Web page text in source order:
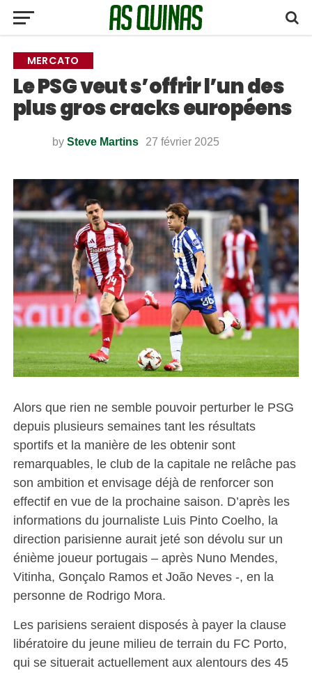
MERCATO
Le PSG veut s’offrir l’un des
plus gros cracks européens
by Steve Martins 27 février 2025
Alors que rien ne semble pouvoir perturber le PSG
depuis plusieurs semaines tant les résultats
sportifs et la manière de les obtenir sont
remarquables, le club de la capitale ne relâche pas
son ambition et envisage déjà de renforcer son
effectif en vue de la prochaine saison. D’après les
informations du journaliste Luis Pinto Coelho, la
direction parisienne aurait jeté son dévolu sur un
énième joueur portugais – après Nuno Mendes,
Vitinha, Gonçalo Ramos et João Neves -, en la
personne de Rodrigo Mora.
Les parisiens seraient disposés à payer la clause
libératoire du jeune milieu de terrain du FC Porto,
qui se situerait actuellement aux alentours des 45